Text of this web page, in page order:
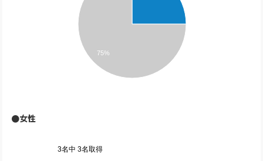
75%
●女性
3名中 3名取得